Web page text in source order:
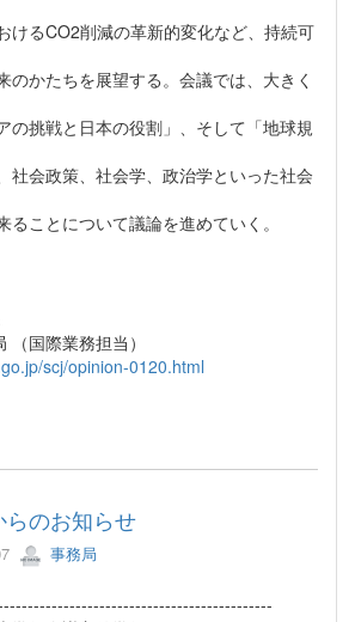
るCO2削減の革新的変化など、持続可
かたちを展望する。会議では、大きく
挑戦と日本の役割」、そして「地球規
会政策、社会学、政治学といった社会
ことについて議論を進めていく。
（国際業務担当）
scj/opinion-0120.html
らのお知らせ
事務局